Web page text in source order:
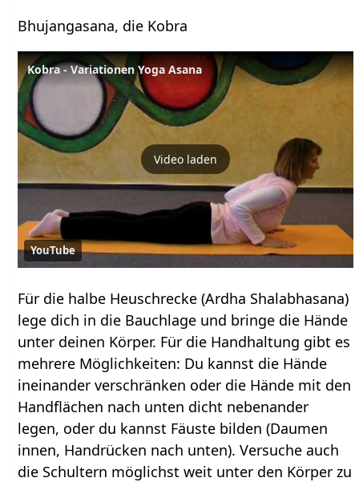
Bhujangasana, die Kobra
Kobra - Variationen Yoga Asana
Video laden
YouTube
Für die halbe Heuschrecke (Ardha Shalabhasana)
lege dich in die Bauchlage und bringe die Hände
unter deinen Körper. Für die Handhaltung gibt es
mehrere Möglichkeiten: Du kannst die Hände
ineinander verschränken oder die Hände mit den
Handflächen nach unten dicht nebenander
legen, oder du kannst Fäuste bilden (Daumen
innen, Handrücken nach unten). Versuche auch
die Schultern möglichst weit unter den Körper zu